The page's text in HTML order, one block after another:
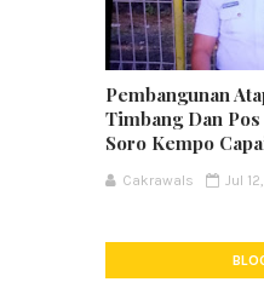
Pembangunan
Timbang Dan
Soro Kempo
Cakrawals Jul